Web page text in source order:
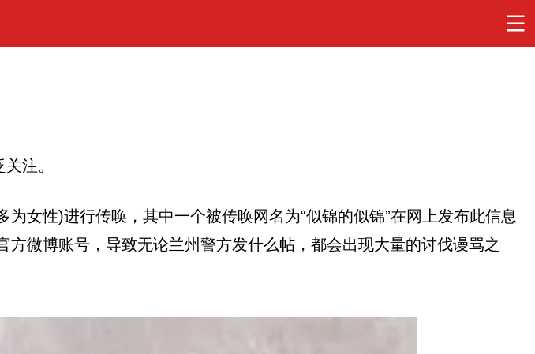
注。
女性)进行传唤，其中一个被传唤网名为“似锦的似锦”在网上发布此信息
微博账号，导致无论兰州警方发什么帖，都会出现大量的讨伐谩骂之